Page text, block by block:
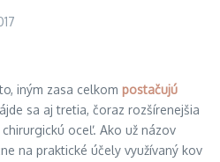
iným zasa celkom postačujú
sa aj tretia, čoraz rozšírenejšia
oceľ. Ako už názov
na praktické účely využívaný kov